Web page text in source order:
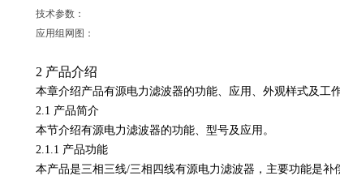
技术参数：
应用组网图：
2 产品介绍
本章介绍产品有源电力滤波器的功能、应用、外观样式及工
2.1 产品简介
本节介绍有源电力滤波器的功能、型号及应用。
2.1.1 产品功能
本产品是三相三线/三相四线有源电力滤波器，主要功能是补